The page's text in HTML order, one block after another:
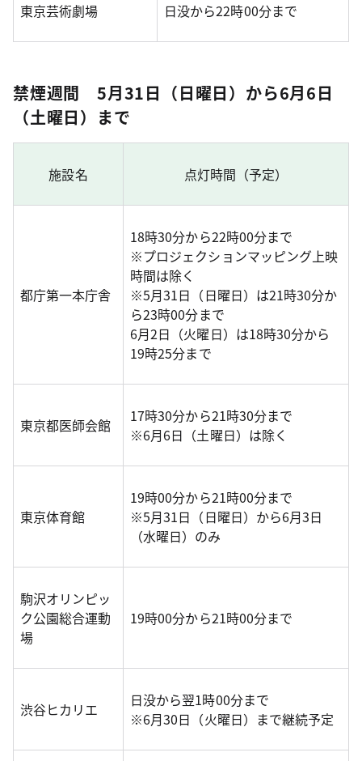
東京芸術劇場 日没から22時00分まで
禁煙週間 5月31日（日曜日）から6月6日
（土曜日）まで
施設名 点灯時間（予定）
都庁第一本庁舎
18時30分から22時00分まで
※プロジェクションマッピング上映
時間は除く
※5月31日（日曜日）は21時30分か
ら23時00分まで
6月2日（火曜日）は18時30分から
19時25分まで
東京都医師会館
17時30分から21時30分まで
※6月6日（土曜日）は除く
東京体育館
19時00分から21時00分まで
※5月31日（日曜日）から6月3日
（水曜日）のみ
駒沢オリンピッ
ク公園総合運動
場
19時00分から21時00分まで
渋谷ヒカリエ
日没から翌1時00分まで
※6月30日（火曜日）まで継続予定